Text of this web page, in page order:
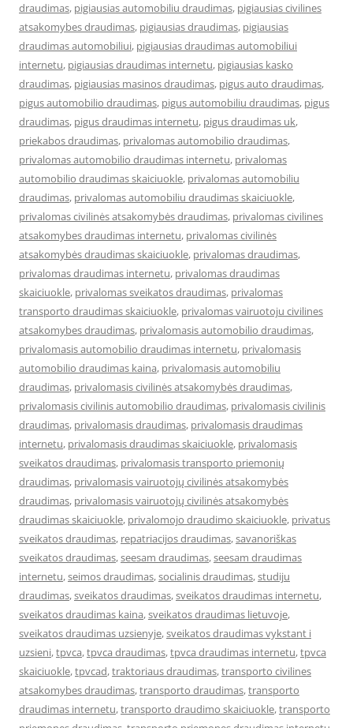
draudimas, pigiausias automobiliu draudimas, pigiausias civilines
atsakomybes draudimas, pigiausias draudimas, pigiausias
draudimas automobiliui, pigiausias draudimas automobiliui
internetu, pigiausias draudimas internetu, pigiausias kasko
draudimas, pigiausias masinos draudimas, pigus auto draudimas,
pigus automobilio draudimas, pigus automobiliu draudimas, pigus
draudimas, pigus draudimas internetu, pigus draudimas uk,
priekabos draudimas, privalomas automobilio draudimas,
privalomas automobilio draudimas internetu, privalomas
automobilio draudimas skaiciuokle, privalomas automobiliu
draudimas, privalomas automobiliu draudimas skaiciuokle,
privalomas civilinės atsakomybės draudimas, privalomas civilines
atsakomybes draudimas internetu, privalomas civilinės
atsakomybės draudimas skaiciuokle, privalomas draudimas,
privalomas draudimas internetu, privalomas draudimas
skaiciuokle, privalomas sveikatos draudimas, privalomas
transporto draudimas skaiciuokle, privalomas vairuotoju civilines
atsakomybes draudimas, privalomasis automobilio draudimas,
privalomasis automobilio draudimas internetu, privalomasis
automobilio draudimas kaina, privalomasis automobiliu
draudimas, privalomasis civilinės atsakomybės draudimas,
privalomasis civilinis automobilio draudimas, privalomasis civilinis
draudimas, privalomasis draudimas, privalomasis draudimas
internetu, privalomasis draudimas skaiciuokle, privalomasis
sveikatos draudimas, privalomasis transporto priemonių
draudimas, privalomasis vairuotojų civilinės atsakomybės
draudimas, privalomasis vairuotojų civilinės atsakomybės
draudimas skaiciuokle, privalomojo draudimo skaiciuokle, privatus
sveikatos draudimas, repatriacijos draudimas,savanoriškas
sveikatos draudimas,seesam draudimas,seesam draudimas
internetu,seimos draudimas,socialinis draudimas,studiju
draudimas,sveikatos draudimas,sveikatos draudimas internetu,
sveikatos draudimas kaina,sveikatos draudimas lietuvoje,
sveikatos draudimas uzsienyje,sveikatos draudimas vykstant i
uzsieni,tpvca,tpvca draudimas,tpvca draudimas internetu,tpvca
skaiciuokle,tpvcad,traktoriaus draudimas,transporto civilines
atsakomybes draudimas,transporto draudimas,transporto
draudimas internetu,transporto draudimo skaiciuokle,transporto